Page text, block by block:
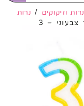
נרות וזיקוקים / נרות
– 3